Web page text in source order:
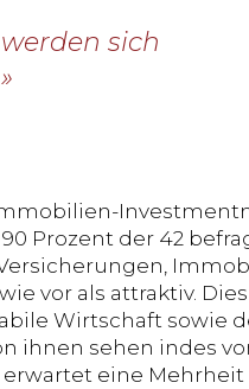
sich
Prozent der 42
vor als attraktiv. Dies
Wirtschaft sowie
ihnen sehen indes
eine Mehrheit